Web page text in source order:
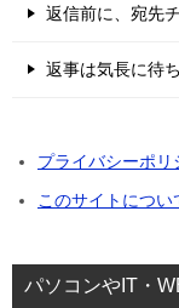
返信前に、宛先
返事は気長に待
プライバシーポリ
このサイトについ
パソコンやIT・